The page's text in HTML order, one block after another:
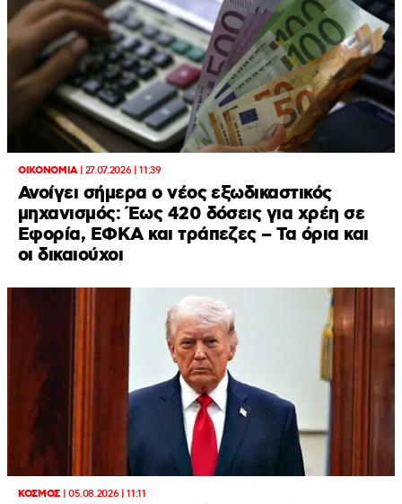
ΟΙΚΟΝΟΜΙΑ| 27.07.2026 | 11:39
Ανοίγει σήμερα ο νέος εξωδικαστικός
μηχανισμός: Έως 420 δόσεις για χρέη σε
Εφορία, ΕΦΚΑ και τράπεζες – Τα όρια και
οι δικαιούχοι
ΚΟΣΜΟΣ| 05.08.2026 | 11:11